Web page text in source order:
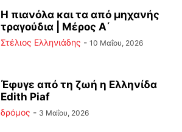
Η πιανόλα και τα από μηχανής
τραγούδια | Μέρος Α΄
Στέλιος Ελληνιάδης - 10 Μαΐου, 2026
Έφυγε από τη ζωή η Ελληνίδα
Edith Piaf
δρόμος - 3 Μαΐου, 2026